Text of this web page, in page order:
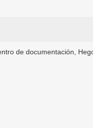
de documentación,